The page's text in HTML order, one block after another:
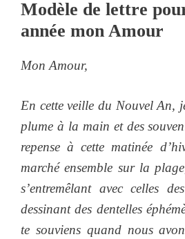
Modèle de lettre
année mon Amour
Mon Amour,
En cette veille du Nouvel An,
plume à la main et des
repense à cette matinée
marché ensemble sur la
s’entremêlant avec celles
dessinant des dentelles
te souviens quand nous